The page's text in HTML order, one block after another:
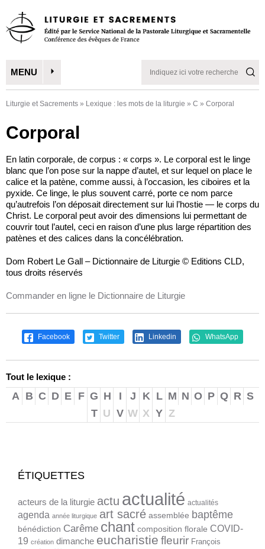
MENU
Liturgie et Sacrements » Lexique : les mots de la liturgie » C » Corporal
Corporal
En latin corporale, de corpus : « corps ». Le corporal est le linge
blanc que l’on pose sur la nappe d’autel, et sur lequel on place le
calice et la patène, comme aussi, à l’occasion, les ciboires et la
pyxide. Ce linge, le plus souvent carré, porte ce nom parce
qu’autrefois l’on déposait directement sur lui l’hostie — le corps du
Christ. Le corporal peut avoir des dimensions lui permettant de
couvrir tout l’autel, ceci en raison d’une plus large répartition des
patènes et des calices dans la concélébration.
Dom Robert Le Gall – Dictionnaire de Liturgie © Editions CLD,
tous droits réservés
Commander en ligne le Dictionnaire de Liturgie
Facebook Twitter Linkedin WhatsApp
Tout le lexique :
A B C D E F G H I J K L M N O P Q R S
T U V W X Y Z
ÉTIQUETTES
acteurs de la liturgie actu actualité actualités
agenda année liturgique art sacré assemblée baptême
bénédiction Carême chant composition florale COVID-
19 création dimanche eucharistie fleurir François